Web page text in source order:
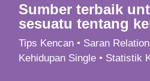
Sumber terbaik
sesuatu tentang
Tips Kencan • Saran
Kehidupan Single • Statistik